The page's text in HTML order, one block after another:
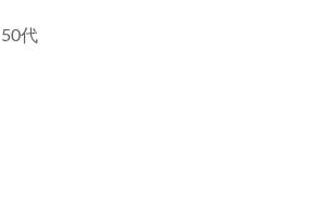
50代